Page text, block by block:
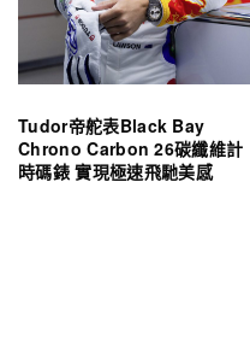
Tudor帝舵表Black Bay
Chrono Carbon 26碳纖維計
時碼錶 實現極速飛馳美感